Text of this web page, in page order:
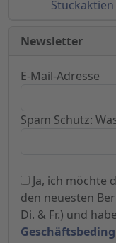
Stückaktien
Newsletter
E-Mail-Adresse
Spam Schutz:
Ja, ich möchte
den neuesten
Di. & Fr.) und